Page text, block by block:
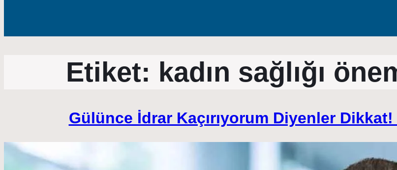
Etiket: kadın sağlığı
Gülünce İdrar Kaçırıyorum Diyenler